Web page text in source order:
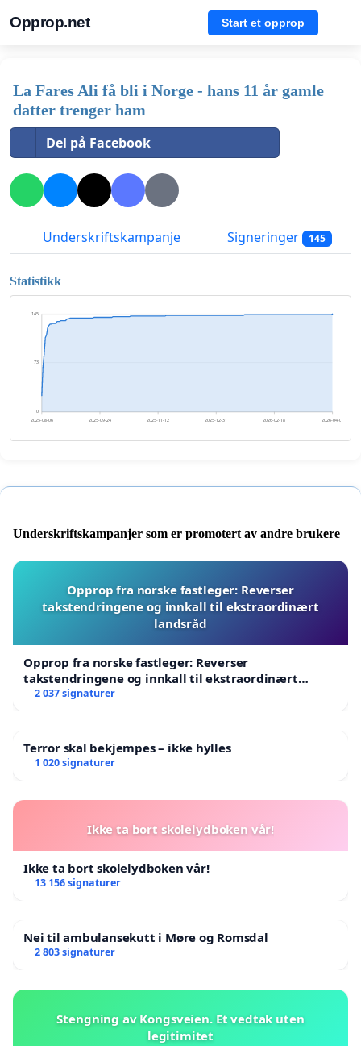
Opprop.net Start et opprop
La Fares Ali få bli i Norge - hans 11 år gamle
datter trenger ham
Del på Facebook
Underskriftskampanje Signeringer 145
Statistikk
0
73
145
2025-08-06 2025-09-24 2025-11-12 2025-12-31 2026-02-18 2026-04-08
Underskriftskampanjer som er promotert av andre brukere
Opprop fra norske fastleger: Reverser
takstendringene og innkall til ekstraordinært
landsråd
Opprop fra norske fastleger: Reverser
takstendringene og innkall til ekstraordinært
landsråd
2 037 signaturer
Terror skal bekjempes – ikke hylles
1 020 signaturer
Ikke ta bort skolelydboken vår!
Ikke ta bort skolelydboken vår!
13 156 signaturer
Nei til ambulansekutt i Møre og Romsdal
2 803 signaturer
Stengning av Kongsveien. Et vedtak uten
legitimitet